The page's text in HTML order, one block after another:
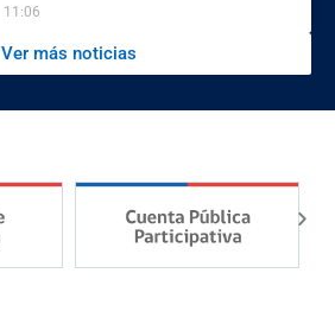
11:06
Ver más noticias